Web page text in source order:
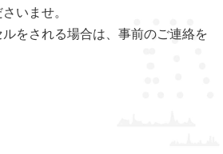
いませ。
をされる場合は、事前のご連絡を